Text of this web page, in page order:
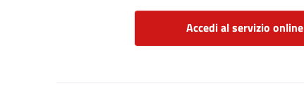
Accedi al servizio online